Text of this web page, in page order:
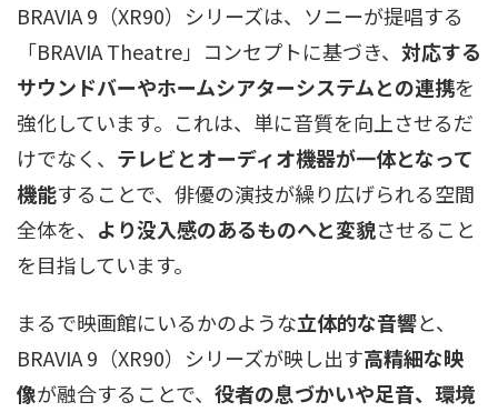
BRAVIA 9（XR90）シリーズは、ソニーが提唱する
「BRAVIA Theatre」コンセプトに基づき、 対応する
サウンドバーやホームシアターシステムとの連携を
強化しています。これは、単に音質を向上させるだ
けでなく、 テレビとオーディオ機器が一体となって
機能することで、俳優の演技が繰り広げられる空間
全体を、 より没入感のあるものへと変貌させること
を目指しています。
まるで映画館にいるかのような立体的な音響と、
BRAVIA 9（XR90）シリーズが映し出す高精細な映
像が融合することで、 役者の息づかいや足音、環境